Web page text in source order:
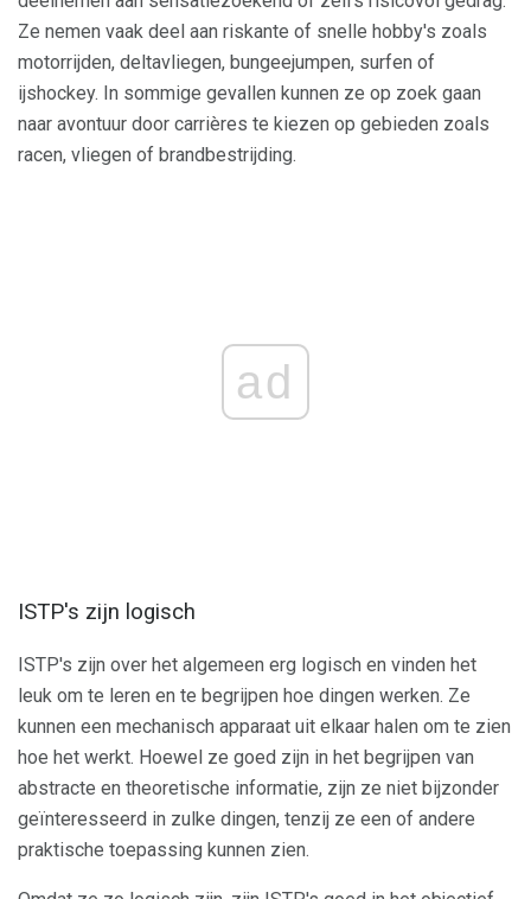
Ze nemen vaak deel aan riskante of snelle hobby's zoals
motorrijden, deltavliegen, bungeejumpen, surfen of
ijshockey. In sommige gevallen kunnen ze op zoek gaan
naar avontuur door carrières te kiezen op gebieden zoals
racen, vliegen of brandbestrijding.
ad
ISTP's zijn logisch
ISTP's zijn over het algemeen erg logisch en vinden het
leuk om te leren en te begrijpen hoe dingen werken. Ze
kunnen een mechanisch apparaat uit elkaar halen om te zien
hoe het werkt. Hoewel ze goed zijn in het begrijpen van
abstracte en theoretische informatie, zijn ze niet bijzonder
geïnteresseerd in zulke dingen, tenzij ze een of andere
praktische toepassing kunnen zien.